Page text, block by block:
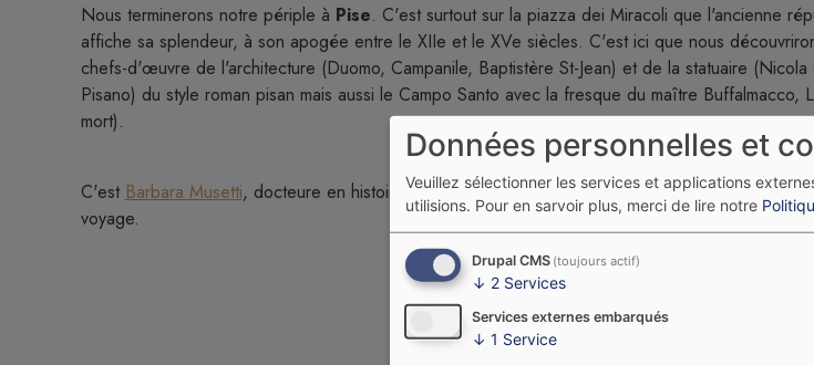
Nous terminerons notre périple à Pise. C'est surtout sur la piazza dei Miracoli que l'ancienne
affiche sa splendeur, à son apogée entre le XIIe et le XVe siècles. C'est ici que nous
chefs-d'œuvre de l'architecture (Duomo, Campanile, Baptistère St-Jean) et de la statuaire (Nicola
Pisano) du style roman pisan mais aussi le Campo Santo avec la fresque du maître Buffalmacco,
mort).
C'est Barbara Musetti, docteure en histoire de l'art et enseignante à l'École du Louvre, qui
voyage.
Données personnelles et
Veuillez sélectionner les services et applications
utilisions. Pour en sarvoir plus, merci de lire notre
Drupal CMS (toujours actif)
↓ 2 Services
Services externes embarqués
↓ 1 Service